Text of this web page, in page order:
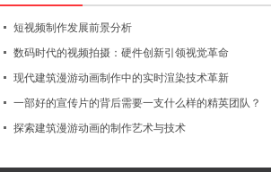
短视频制作发展前景分析
数码时代的视频拍摄：硬件创新引领视觉革命
现代建筑漫游动画制作中的实时渲染技术革新
一部好的宣传片的背后需要一支什么样的精英团队？
探索建筑漫游动画的制作艺术与技术